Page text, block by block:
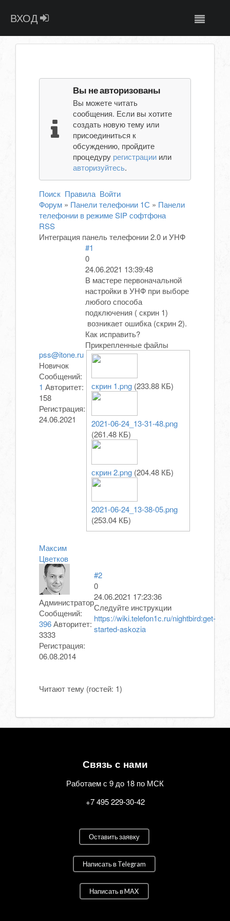
ВХОД
Вы не авторизованы
Вы можете читать
сообщения. Если вы хотите
создать новую тему или
присоединиться к
обсуждению, пройдите
процедуру регистрацииили
авторизуйтесь.
Поиск Правила Войти
Форум » Панели телефонии 1С » Панели
телефонии в режиме SIP софтфона
RSS
Интеграция панель телефонии 2.0 и УНФ
pss@itone.ru
Новичок
Сообщений:
1 Авторитет:
158
Регистрация:
24.06.2021
#1
0
24.06.2021 13:39:48
В мастере первоначальной
настройки в УНФ при выборе
любого способа
подключения ( скрин 1)
возникает ошибка (скрин 2).
Как исправить?
Прикрепленные файлы
скрин 1.png (233.88 КБ)
2021-06-24_13-31-48.png
(261.48 КБ)
скрин 2.png (204.48 КБ)
2021-06-24_13-38-05.png
(253.04 КБ)
Максим
Цветков
Администратор
Сообщений:
396Авторитет:
3333
Регистрация:
06.08.2014
#2
0
24.06.2021 17:23:36
Следуйте инструкции
https://wiki.telefon1c.ru/nightbird:get-
started-askozia
Читают тему (гостей: 1)
Связь с нами
Работаем с 9 до 18 по МСК
+7 495 229-30-42
Оставить заявку
Написать в Telegram
Написать в MAX